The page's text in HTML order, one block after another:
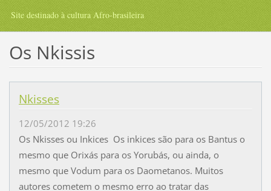
Site destinado à cultura Afro-brasileira
Os Nkissis
Nkisses
12/05/2012 19:26
Os Nkisses ou Inkices Os inkices são para os Bantus o
mesmo que Orixás para os Yorubás, ou ainda, o
mesmo que Vodum para os Daometanos. Muitos
autores cometem o mesmo erro ao tratar das